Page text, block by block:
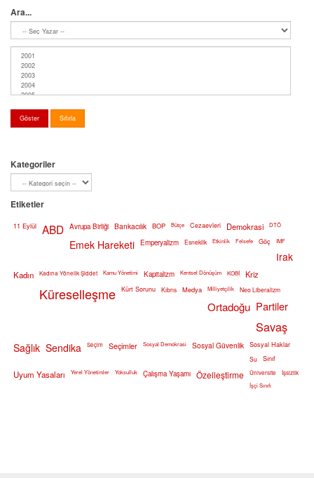
Ara...
Kategoriler
Etiketler
11 Eylül ABD Avrupa Birliği Bankacılık BOP Bütçe Cezaevleri Demokrasi DTÖ
Emek Hareketi Emperyalizm Esneklik Etkinlik Felsefe Göç IMF
Irak
Kadın Kadına Yönelik Şiddet Kamu Yönetimi Kapitalizm Kentsel Dönüşüm KOBİ Kriz
Küreselleşme Kürt Sorunu Kıbrıs Medya Milliyetçilik Neo Liberalizm
Ortadoğu Partiler
Savaş
Sağlık Sendika Seçim Seçimler Sosyal Demokrasi Sosyal Güvenlik Sosyal Haklar
Su Sınıf
Uyum Yasaları Yerel Yönetimler Yoksulluk Çalışma Yaşamı Özelleştirme Üniversite
İşsizlik
İşçi Sınıfı